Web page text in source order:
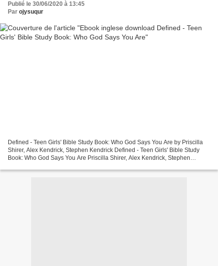
Publié le 30/06/2020 à 13:45
Par ojysuqur
Defined - Teen Girls' Bible Study Book: Who God Says You Are by Priscilla
Shirer, Alex Kendrick, Stephen Kendrick Defined - Teen Girls' Bible Study
Book: Who God Says You Are Priscilla Shirer, Alex Kendrick, Stephen